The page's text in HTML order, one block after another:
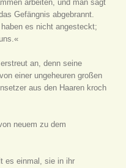
arbeiten, und man sagt
Gefängnis abgebrannt.
es nicht angesteckt;
an, denn seine
einer ungeheuren großen
aus den Haaren kroch
neuem zu dem
es einmal, sie in ihr